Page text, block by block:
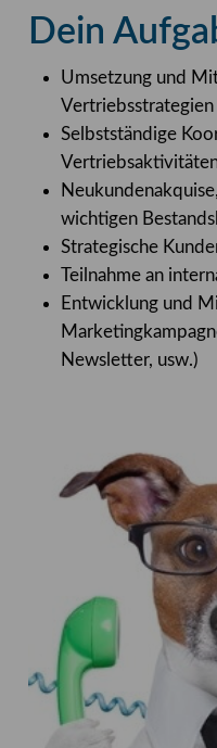
Dein
Umsetzung und
Vertriebsstrategien
Selbstständige
wichtigen
Strategische
Teilnahme an
Entwicklung und
Newsletter, usw.)